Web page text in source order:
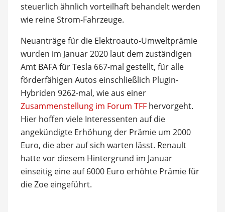
steuerlich ähnlich vorteilhaft behandelt werden
wie reine Strom-Fahrzeuge.
Neuanträge für die Elektroauto-Umweltprämie
wurden im Januar 2020 laut dem zuständigen
Amt BAFA für Tesla 667-mal gestellt, für alle
förderfähigen Autos einschließlich Plugin-
Hybriden 9262-mal, wie aus einer
Zusammenstellung im Forum TFFhervorgeht.
Hier hoffen viele Interessenten auf die
angekündigte Erhöhung der Prämie um 2000
Euro, die aber auf sich warten lässt. Renault
hatte vor diesem Hintergrund im Januar
einseitig eine auf 6000 Euro erhöhte Prämie für
die Zoe eingeführt.